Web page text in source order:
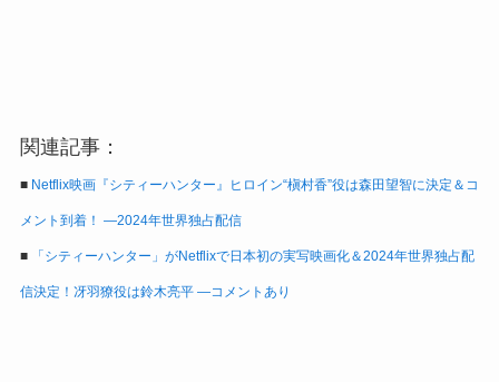
関連記事：
■ Netflix映画『シティーハンター』ヒロイン“槇村香”役は森田望智に決定＆コ
メント到着！ ―2024年世界独占配信
■ 「シティーハンター」がNetflixで日本初の実写映画化＆2024年世界独占配
信決定！冴羽獠役は鈴木亮平 ―コメントあり